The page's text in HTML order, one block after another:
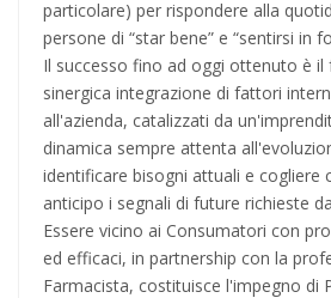
particolare) per rispondere alla
persone di “star bene” e “sentirsi in
Il successo fino ad oggi ottenuto è il
sinergica integrazione di fattori
all'azienda, catalizzati da
dinamica sempre attenta
identificare bisogni attuali e cogliere
anticipo i segnali di future richieste
Essere vicino ai Consumatori con
ed efficaci, in partnership con la
Farmacista, costituisce l'impegno di